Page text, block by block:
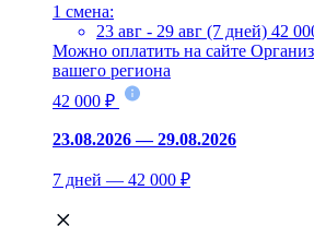
1 смена:
23 авг - 29 авг (7 дней) 42
Можно оплатить на сайте
вашего региона
42 000 ₽
23.08.2026 — 29.08.2026
7 дней — 42 000 ₽